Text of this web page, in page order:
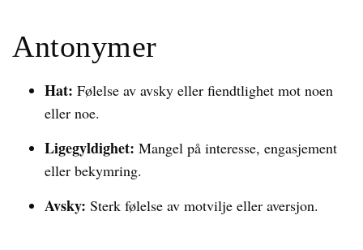
Antonymer
Hat: Følelse av avsky eller fiendtlighet mot noen
eller noe.
Ligegyldighet: Mangel på interesse, engasjement
eller bekymring.
Avsky: Sterk følelse av motvilje eller aversjon.